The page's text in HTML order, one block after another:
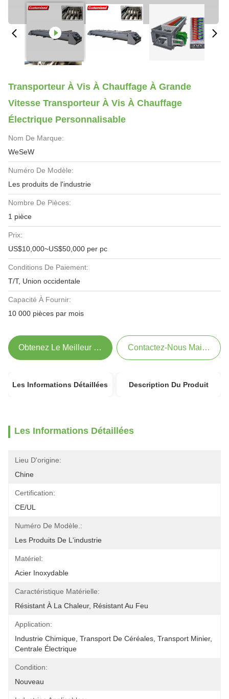
Transporteur À Vis À Chauffage À Grande
Vitesse Transporteur À Vis À Chauffage
Électrique Personnalisable
Nom De Marque:
WeSeW
Numéro De Modèle:
Les produits de l'industrie
Nombre De Pièces:
1 pièce
Prix:
US$10,000~US$50,000 per pc
Conditions De Paiement:
T/T, Union occidentale
Capacité À Fournir:
10 000 pièces par mois
Obtenez Le Meilleur Prix Contactez-Nous Maintenant
Les Informations Détaillées Description Du Produit
Les Informations Détaillées
Lieu D'origine:
Chine
Certification:
CE/UL
Numéro De Modèle.:
Les Produits De L'industrie
Matériel:
Acier Inoxydable
Caractéristique Matérielle:
Résistant À La Chaleur, Résistant Au Feu
Application:
Industrie Chimique, Transport De Céréales, Transport Minier,
Centrale Électrique
Condition:
Nouveau